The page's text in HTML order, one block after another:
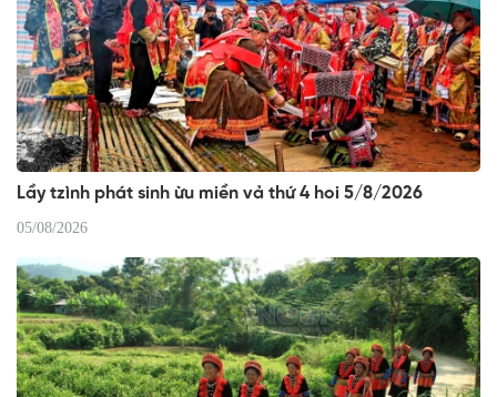
Lầy tzình phát sinh ừu miền vả thứ 4 hoi 5/8/2026
05/08/2026